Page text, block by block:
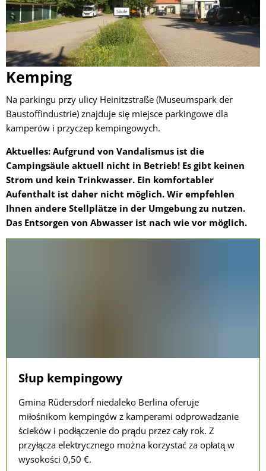
Kemping
Na parkingu przy ulicy Heinitzstraße (Museumspark der
Baustoffindustrie) znajduje się miejsce parkingowe dla
kamperów i przyczep kempingowych.
Aktuelles: Aufgrund von Vandalismus ist die
Campingsäule aktuell nicht in Betrieb! Es gibt keinen
Strom und kein Trinkwasser. Ein komfortabler
Aufenthalt ist daher nicht möglich. Wir empfehlen
Ihnen andere Stellplätze in der Umgebung zu nutzen.
Das Entsorgen von Abwasser ist nach wie vor möglich.
Słup kempingowy
Gmina Rüdersdorf niedaleko Berlina oferuje
miłośnikom kempingów z kamperami odprowadzanie
ścieków i podłączenie do prądu przez cały rok. Z
przyłącza elektrycznego można korzystać za opłatą w
wysokości 0,50 €.